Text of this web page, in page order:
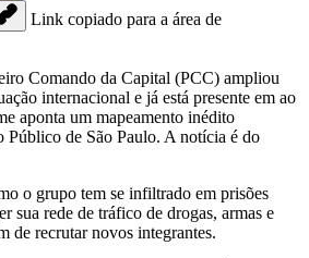
Link copiado para a área de
Comando da Capital (PCC) ampliou
internacional e já está presente em ao
aponta um mapeamento inédito
Público de São Paulo. A notícia é do
o grupo tem se infiltrado em prisões
sua rede de tráfico de drogas, armas e
de recrutar novos integrantes.